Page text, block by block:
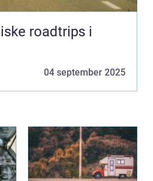
roadtrips i
04 september 2025